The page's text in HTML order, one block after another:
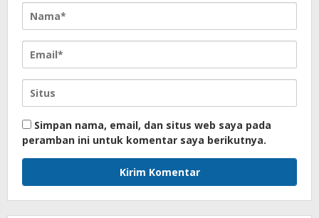
Simpan nama, email, dan situs web saya pada
peramban ini untuk komentar saya berikutnya.